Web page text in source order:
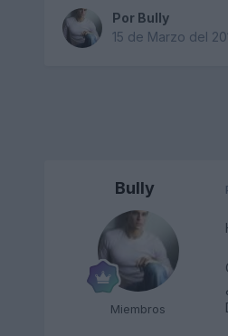
Por Bully
15 de Marzo del
Bully
Miembros